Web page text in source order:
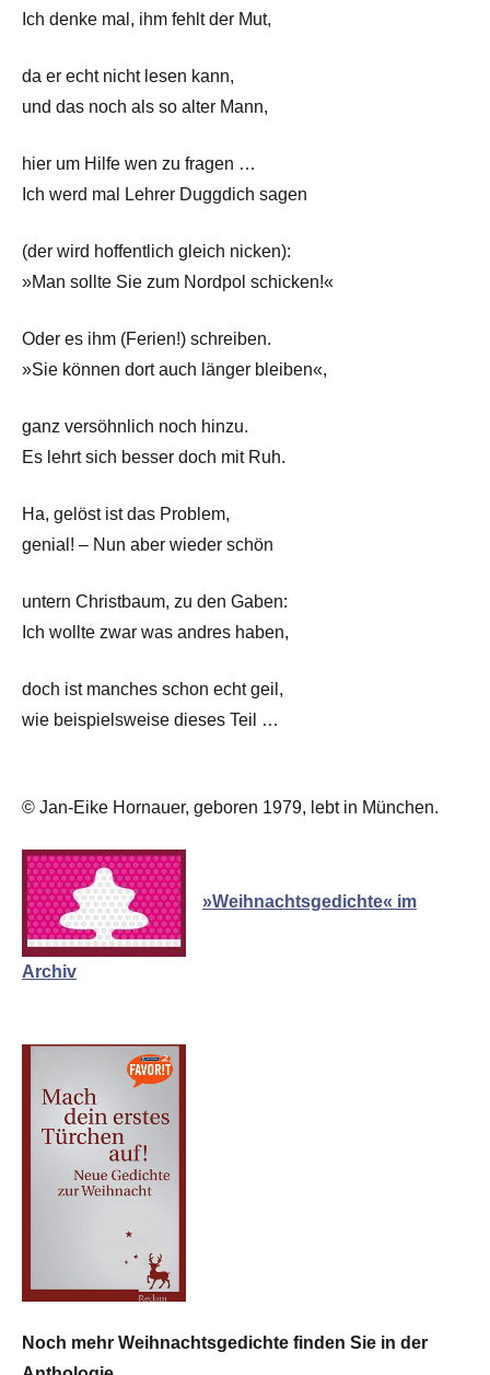
Ich denke mal, ihm fehlt der Mut,
da er echt nicht lesen kann,
und das noch als so alter Mann,
hier um Hilfe wen zu fragen …
Ich werd mal Lehrer Duggdich sagen
(der wird hoffentlich gleich nicken):
»Man sollte Sie zum Nordpol schicken!«
Oder es ihm (Ferien!) schreiben.
»Sie können dort auch länger bleiben«,
ganz versöhnlich noch hinzu.
Es lehrt sich besser doch mit Ruh.
Ha, gelöst ist das Problem,
genial! – Nun aber wieder schön
untern Christbaum, zu den Gaben:
Ich wollte zwar was andres haben,
doch ist manches schon echt geil,
wie beispielsweise dieses Teil …
© Jan-Eike Hornauer, geboren 1979, lebt in München.
»Weihnachtsgedichte« im
Archiv
Noch mehr Weihnachtsgedichte finden Sie in der